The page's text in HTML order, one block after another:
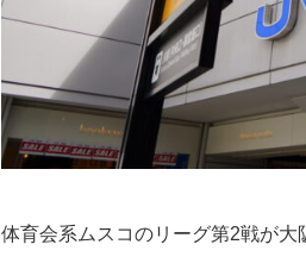
体育会系ムスコのリーグ第2戦が